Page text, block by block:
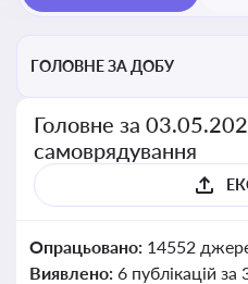
ГОЛОВНЕ ЗА ДОБУ
Головне за
самоврядування
Опрацьовано: 14552
Виявлено: 6 публікацій за